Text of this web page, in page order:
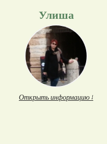
Улиша
Открыть информацию ↓